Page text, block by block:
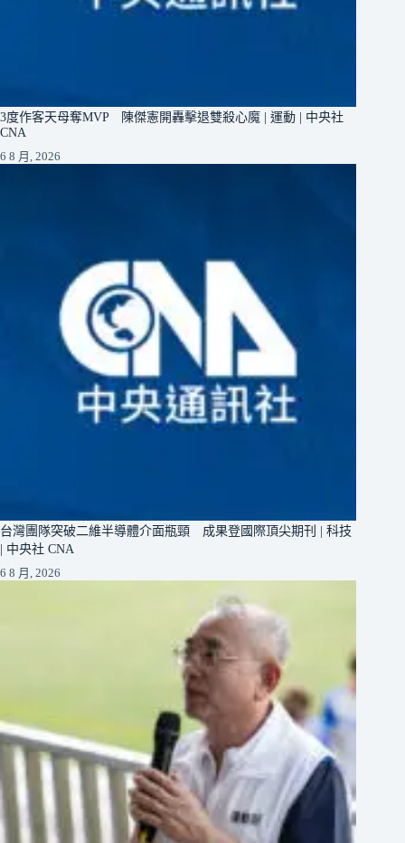
3度作客天母奪MVP 陳傑憲開轟擊退雙殺心魔 | 運動 | 中央社
CNA
6 8 月, 2026
台灣團隊突破二維半導體介面瓶頸 成果登國際頂尖期刊 | 科技
| 中央社 CNA
6 8 月, 2026